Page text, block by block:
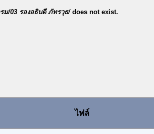
ม/03 รองอธิบดี ภัทรวุธ/does not exist.
ไฟล์